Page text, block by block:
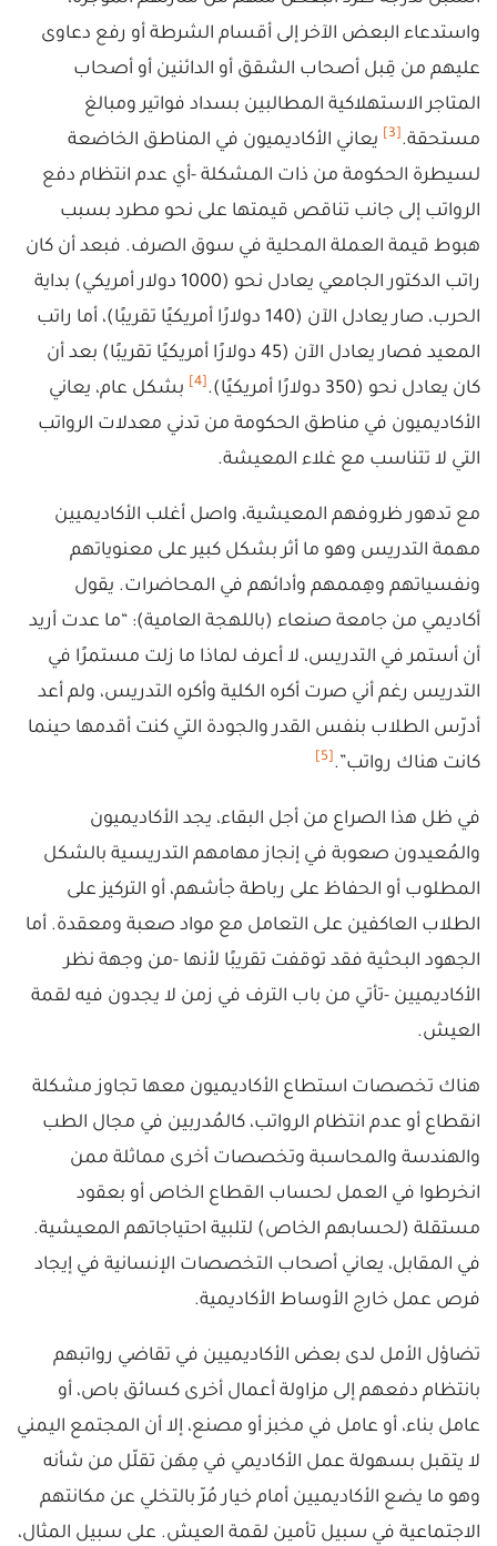
واستدعاء البعض الآخر إلى أقسام الشرطة أو رفع دعاوى
عليهم من قِبل أصحاب الشقق أو الدائنين أو أصحاب
المتاجر الاستهلاكية المطالبين بسداد فواتير ومبالغ
مستحقة. [3]
يعاني الأكاديميون في المناطق الخاضعة
لسيطرة الحكومة من ذات المشكلة -أي عدم انتظام دفع
الرواتب إلى جانب تناقص قيمتها على نحو مطرد بسبب
هبوط قيمة العملة المحلية في سوق الصرف. فبعد أن كان
راتب الدكتور الجامعي يعادل نحو (1000 دولار أمريكي) بداية
الحرب، صار يعادل الآن (140 دولارًا أمريكيًا تقريبًا)، أما راتب
المعيد فصار يعادل الآن (45 دولارًا أمريكيًا تقريبًا) بعد أن
كان يعادل نحو (350 دولارًا أمريكيًا).
[4]
بشكل عام، يعاني
الأكاديميون في مناطق الحكومة من تدني معدلات الرواتب
التي لا تتناسب مع غلاء المعيشة.
مع تدهور ظروفهم المعيشية، واصل أغلب الأكاديميين
مهمة التدريس وهو ما أثر بشكل كبير على معنوياتهم
ونفسياتهم وهِممهم وأدائهم في المحاضرات. يقول
أكاديمي من جامعة صنعاء (باللهجة العامية): “ما عدت أريد
أن أستمر في التدريس، لا أعرف لماذا ما زلت مستمرًا في
التدريس رغم أني صرت أكره الكلية وأكره التدريس، ولم أعد
أدرّس الطلاب بنفس القدر والجودة التي كنت أقدمها حينما
كانت هناك رواتب”. [5]
في ظل هذا الصراع من أجل البقاء، يجد الأكاديميون
والمُعيدون صعوبة في إنجاز مهامهم التدريسية بالشكل
المطلوب أو الحفاظ على رباطة جأشهم، أو التركيز على
الطلاب العاكفين على التعامل مع مواد صعبة ومعقدة. أما
الجهود البحثية فقد توقفت تقريبًا لأنها -من وجهة نظر
الأكاديميين -تأتي من باب الترف في زمن لا يجدون فيه لقمة
العيش.
هناك تخصصات استطاع الأكاديميون معها تجاوز مشكلة
انقطاع أو عدم انتظام الرواتب، كالمُدربين في مجال الطب
والهندسة والمحاسبة وتخصصات أخرى مماثلة ممن
انخرطوا في العمل لحساب القطاع الخاص أو بعقود
مستقلة (لحسابهم الخاص) لتلبية احتياجاتهم المعيشية.
في المقابل، يعاني أصحاب التخصصات الإنسانية في إيجاد
فرص عمل خارج الأوساط الأكاديمية.
تضاؤل الأمل لدى بعض الأكاديميين في تقاضي رواتبهم
بانتظام دفعهم إلى مزاولة أعمال أخرى كسائق باص، أو
عامل بناء، أو عامل في مخبز أو مصنع، إلا أن المجتمع اليمني
لا يتقبل بسهولة عمل الأكاديمي في مِهَن تقلّل من شأنه
وهو ما يضع الأكاديميين أمام خيار مُرّ بالتخلي عن مكانتهم
الاجتماعية في سبيل تأمين لقمة العيش. على سبيل المثال،